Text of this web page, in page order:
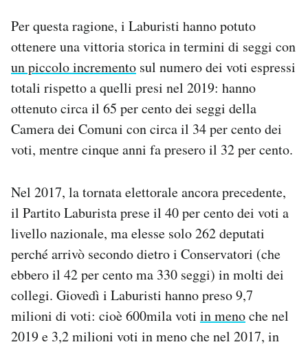
Per questa ragione, i Laburisti hanno potuto
ottenere una vittoria storica in termini di seggi con
un piccolo incremento sul numero dei voti espressi
totali rispetto a quelli presi nel 2019: hanno
ottenuto circa il 65 per cento dei seggi della
Camera dei Comuni con circa il 34 per cento dei
voti, mentre cinque anni fa presero il 32 per cento.
Nel 2017, la tornata elettorale ancora precedente,
il Partito Laburista prese il 40 per cento dei voti a
livello nazionale, ma elesse solo 262 deputati
perché arrivò secondo dietro i Conservatori (che
ebbero il 42 per cento ma 330 seggi) in molti dei
collegi. Giovedì i Laburisti hanno preso 9,7
milioni di voti: cioè 600mila voti in menoche nel
2019 e 3,2 milioni voti in meno che nel 2017, in